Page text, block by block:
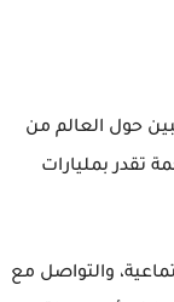
حول العالم من
تقدر بمليارات
والتواصل مع